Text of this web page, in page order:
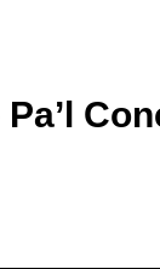
Pa’l